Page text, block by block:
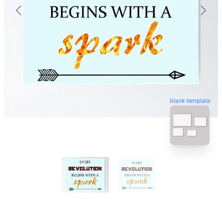
blank template